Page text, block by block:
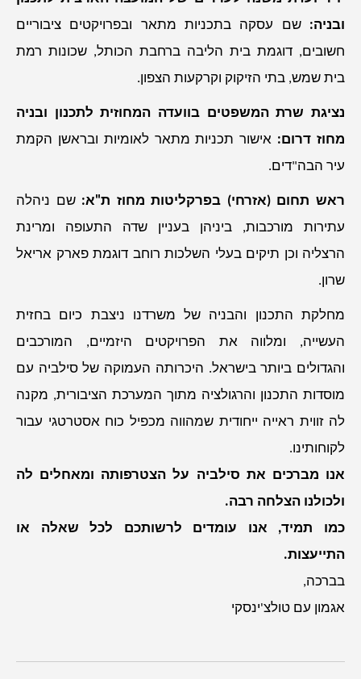
ובניה: שם עסקה בתכניות מתאר ובפרויקטים ציבוריים
חשובים, דוגמת בית הליבה ברחבת הכותל, שכונות רמת
בית שמש, בתי הזיקוק וקרקעות הצפון.
נציגת שרת המשפטים בוועדה המחוזית לתכנון ובניה
מחוז דרום: אישור תכניות מתאר לאומיות ובראשן הקמת
עיר הבה"דים.
ראש תחום (אזרחי) בפרקליטות מחוז ת"א: שם ניהלה
עתירות מורכבות, ביניהן בעניין שדה התעופה ומרינת
הרצליה וכן תיקים בעלי השלכות רוחב דוגמת פארק אריאל
שרון.
מחלקת התכנון והבניה של משרדנו ניצבת כיום בחזית
העשייה, ומלווה את הפרויקטים היזמיים, המורכבים
והגדולים ביותר בישראל. היכרותה העמוקה של סילביה עם
מוסדות התכנון והרגולציה מתוך המערכת הציבורית, מקנה
לה זווית ראייה ייחודית שמהווה מכפיל כוח אסטרטגי עבור
לקוחותינו.
אנו מברכים את סילביה על הצטרפותה ומאחלים לה
ולכולנו הצלחה רבה.
כמו תמיד, אנו עומדים לרשותכם לכל שאלה או
התייעצות.
בברכה,
אגמון עם טולצ'ינסקי